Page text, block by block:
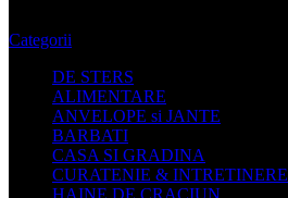
Categorii
DE STERS
ALIMENTARE
ANVELOPE si JANTE
BARBATI
CASA SI GRADINA
CURATENIE & INTRETINERE